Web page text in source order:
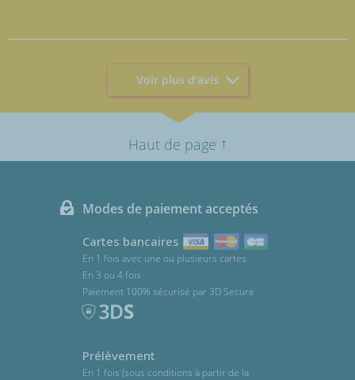
Voir plus d'avis
Haut de page ↑
Modes de paiement acceptés
Cartes bancaires
En 1 fois avec une ou plusieurs cartes
En 3 ou 4 fois
Paiement 100% sécurisé par 3D Secure
Prélèvement
En 1 fois (sous conditions à partir de la